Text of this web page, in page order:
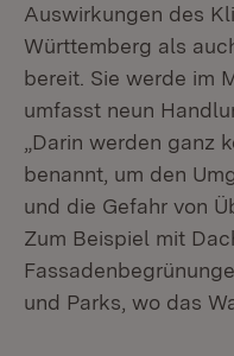
Auswirkungen des
Württemberg als
bereit. Sie werde im
umfasst neun
„Darin werden ganz
benannt, um den
und die Gefahr von
Zum Beispiel mit
und Parks, wo das